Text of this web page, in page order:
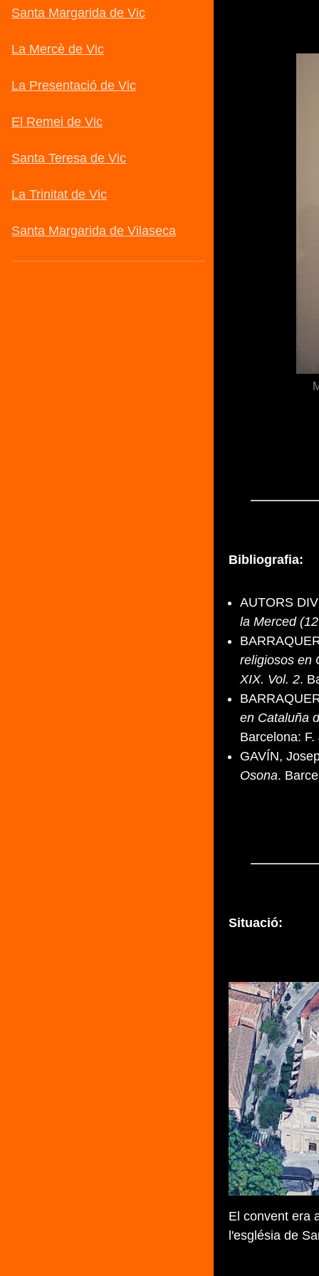
Bibliografia:
AUTORS
la Merced
religiosos en
XIX. Vol. 2.
en Cataluña
Barcelona: F.
GAVÍN,
Osona.
Situació:
El convent era
l'església de